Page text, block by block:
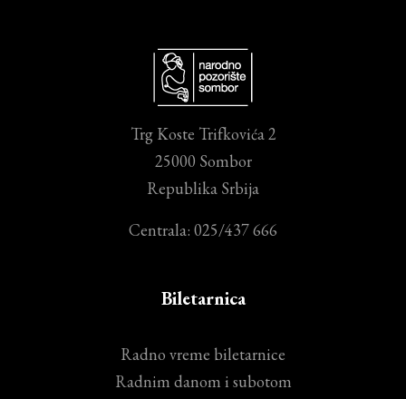
Trg Koste Trifkovića 2
25000 Sombor
Republika Srbija
Centrala: 025/437 666
Biletarnica
Radno vreme biletarnice
Radnim danom i subotom